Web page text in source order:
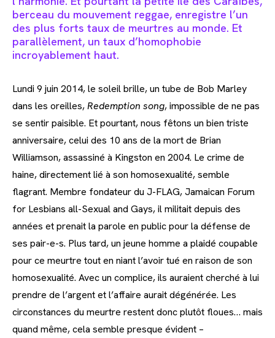
berceau du mouvement reggae, enregistre l’un
des plus forts taux de meurtres au monde. Et
parallèlement, un taux d’homophobie
incroyablement haut.
Lundi 9 juin 2014, le soleil brille, un tube de Bob Marley
dans les oreilles,Redemption song, impossible de ne pas
se sentir paisible. Et pourtant, nous fêtons un bien triste
anniversaire, celui des 10 ans de la mort de Brian
Williamson, assassiné à Kingston en 2004. Le crime de
haine, directement lié à son homosexualité, semble
flagrant. Membre fondateur du J-FLAG, Jamaican Forum
for Lesbians all-Sexual and Gays, il militait depuis des
années et prenait la parole en public pour la défense de
ses pair-e-s. Plus tard, un jeune homme a plaidé coupable
pour ce meurtre tout en niant l’avoir tué en raison de son
homosexualité. Avec un complice, ils auraient cherché à lui
prendre de l’argent et l’affaire aurait dégénérée. Les
circonstances du meurtre restent donc plutôt floues… mais
quand même, cela semble presque évident –